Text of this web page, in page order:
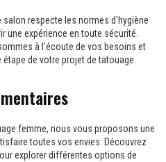
salon respecte les normes d'hygiène
une expérience en toute sécurité.
à l'écoute de vos besoins et
de votre projet de tatouage.
femme, nous vous proposons une
toutes vos envies. Découvrez
explorer différentes options de